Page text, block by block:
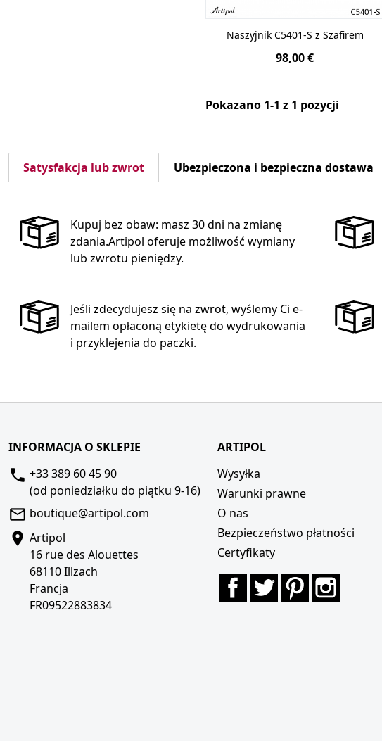
Naszyjnik C5401-S z Szafirem
98,00 €
Pokazano 1-1 z 1 pozycji
Satysfakcja lub zwrot Ubezpieczona i bezpieczna dostawa
Kupuj bez obaw: masz 30 dni na zmianę
zdania.Artipol oferuje możliwość wymiany
lub zwrotu pieniędzy.
Jeśli zdecydujesz się na zwrot, wyślemy Ci e-
mailem opłaconą etykietę do wydrukowania
i przyklejenia do paczki.
INFORMACJA O SKLEPIE
+33 389 60 45 90
(od poniedziałku do piątku 9-16)
boutique@artipol.com
Artipol
16 rue des Alouettes
68110 Illzach
Francja
FR09522883834
ARTIPOL
Wysyłka
Warunki prawne
O nas
Bezpieczeństwo płatności
Certyfikaty
FacebookTwitterPinterest